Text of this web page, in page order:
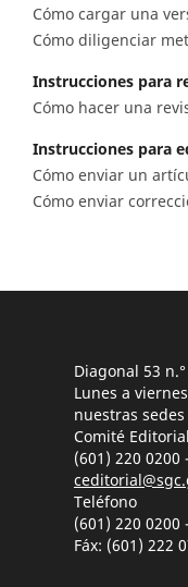
Cómo cargar una
Cómo diligenciar
Instrucciones para
Cómo hacer una
Instrucciones para
Cómo enviar un
Cómo enviar
Diagonal 53
Lunes a
nuestras sedes
Comité Editorial
(601) 220 0200
Teléfono
(601) 220 0200
Fáx: (601) 222